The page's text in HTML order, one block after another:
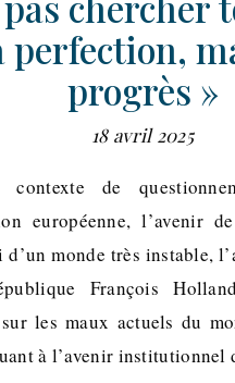
perfection,
progrès »
18 avril 2025
européenne, l’avenir
d’un monde très instable,
François
les maux actuels du
à l’avenir institutionnel